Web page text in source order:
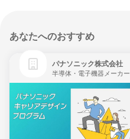
あなたへのおすすめ
パナソニック株式会社
半導体・電子機器メーカー